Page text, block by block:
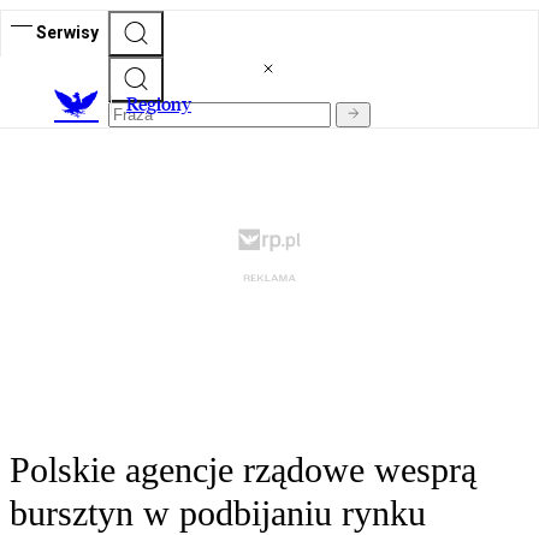
Serwisy
Regiony
Polskie agencje rządowe wesprą
bursztyn w podbijaniu rynku